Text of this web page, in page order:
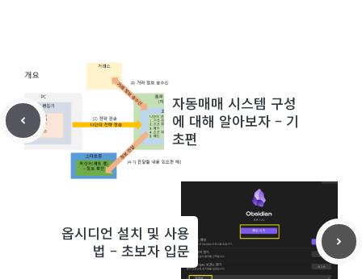
자동매매 시스템 구성
에 대해 알아보자 – 기
초편
옵시디언 설치 및 사용
법 – 초보자 입문